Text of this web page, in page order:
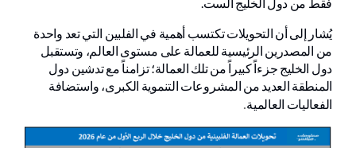
يُشار إلى أن التحويلات تكتسب أهمية في الفلبين التي تعد واحدة
من المصدرين الرئيسية للعمالة على مستوى العالم، وتستقبل
دول الخليج جزءاً كبيراً من تلك العمالة؛ تزامناً مع تدشين دول
المنطقة العديد من المشروعات التنموية الكبرى، واستضافة
الفعاليات العالمية.